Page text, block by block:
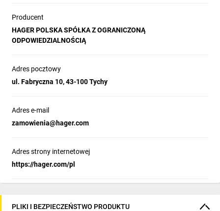
Producent
HAGER POLSKA SPÓŁKA Z OGRANICZONĄ
ODPOWIEDZIALNOŚCIĄ
Adres pocztowy
ul. Fabryczna 10, 43-100 Tychy
Adres e-mail
zamowienia@hager.com
Adres strony internetowej
https://hager.com/pl
PLIKI I BEZPIECZEŃSTWO PRODUKTU